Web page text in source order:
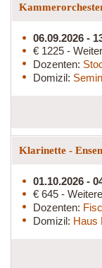
06.09.2026 -
€ 1225 -
Dozenten:
Domizil:
Klarinette -
01.10.2026 -
€ 645 -
Dozenten:
Domizil: Haus